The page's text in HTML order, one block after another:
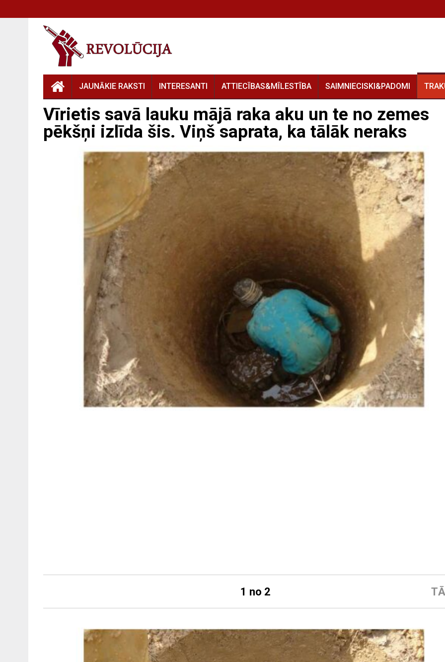
JAUNĀKIE RAKSTI INTERESANTI ATTIECĪBAS&MĪLESTĪBA SAIMNIECISKI&PADOMI
Vīrietis savā lauku mājā raka aku un te no zemes
pēkšņi izlīda šis. Viņš saprata, ka tālāk neraks
1 no 2